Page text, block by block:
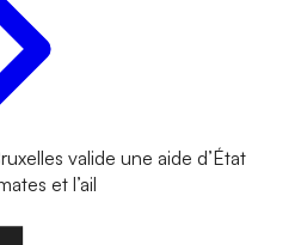
valide une aide d’État
et l’ail